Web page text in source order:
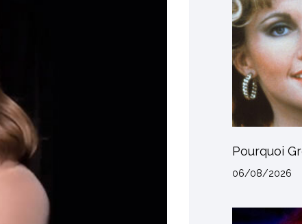
Pourquoi
06/08/2026